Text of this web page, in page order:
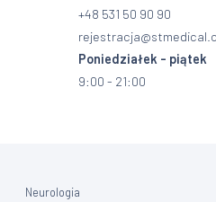
+48 531 50 90 90
Poniedziałek - piątek
9:00 - 21:00
Neurologia